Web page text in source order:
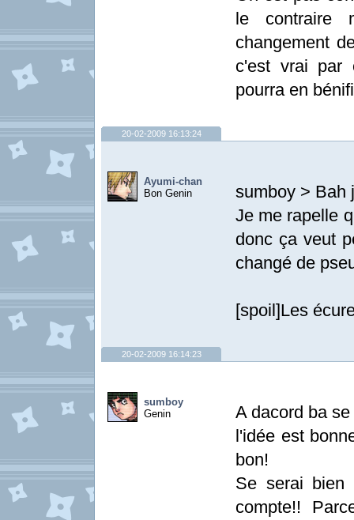
le contraire
changement
c'est vrai par
pourra en
20-02-2009 16:13:24
Ayumi-chan
Bon Genin
sumboy > Bah
Je me rapelle
donc ça veut
changé de
[spoil]Les
20-02-2009 16:14:23
sumboy
Genin
A dacord ba
l'idée est
bon!
Se serai bien
compte!!